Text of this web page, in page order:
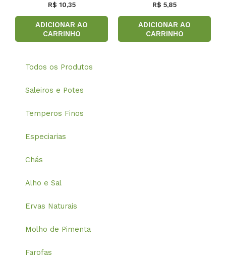
R$ 10,35
ADICIONAR AO
CARRINHO
R$ 5,85
ADICIONAR AO
CARRINHO
Todos os Produtos
Saleiros e Potes
Temperos Finos
Especiarias
Chás
Alho e Sal
Ervas Naturais
Molho de Pimenta
Farofas